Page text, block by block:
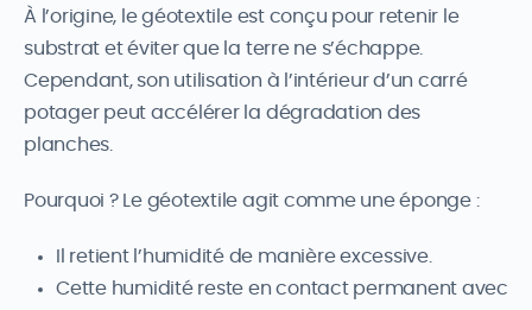
À l’origine, le géotextile est conçu pour retenir le
substrat et éviter que la terre ne s’échappe.
Cependant, son utilisation à l’intérieur d’un carré
potager peut accélérer la dégradation des
planches.
Pourquoi ? Le géotextile agit comme une éponge :
Il retient l’humidité de manière excessive.
Cette humidité reste en contact permanent avec